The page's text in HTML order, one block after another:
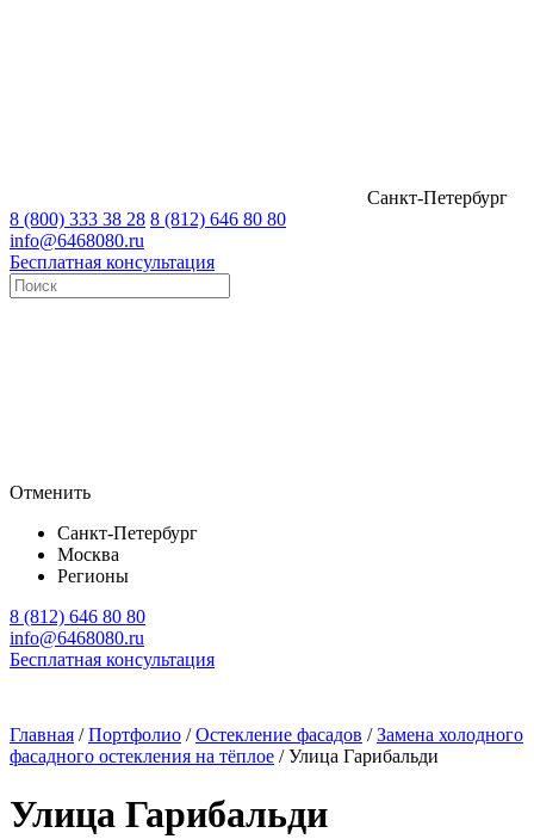
Санкт-Петербург
8 (800) 333 38 28 8 (812) 646 80 80
info@6468080.ru
Бесплатная консультация
Отменить
Санкт-Петербург
Москва
Регионы
8 (812) 646 80 80
info@6468080.ru
Бесплатная консультация
Главная /Портфолио /Остекление фасадов /Замена холодного
фасадного остекления на тёплое /Улица Гарибальди
Улица Гарибальди